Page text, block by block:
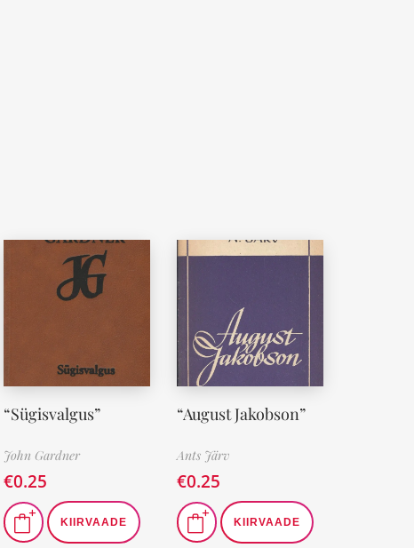
“Sügisvalgus”
John Gardner
€0.25
KIIRVAADE
“August Jakobson”
Ants Järv
€0.25
KIIRVAADE